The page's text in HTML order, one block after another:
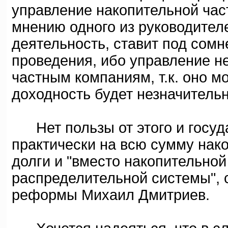
управление накопительной
мнению одного из
деятельность, ставит под
проведения, ибо управление
частным компаниям, т.к. оно
доходность будет
Нет пользы от этого и
практически на всю сумму
долги и "вместо
распределительной системы",
реформы Михаил Дмитриев.